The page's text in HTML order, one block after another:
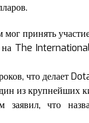
мог принять
The
что делает
из крупнейших
что